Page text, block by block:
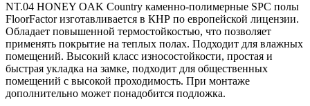
NT.04 HONEY OAK Country каменно-полимерные SPC полы
FloorFactor изготавливается в КНР по европейской лицензии.
Обладает повышенной термостойкостью, что позволяет
применять покрытие на теплых полах. Подходит для влажных
помещений. Высокий класс износостойкости, простая и
быстрая укладка на замке, подходит для общественных
помещений с высокой проходимость. При монтаже
дополнительно может понадобится подложка.